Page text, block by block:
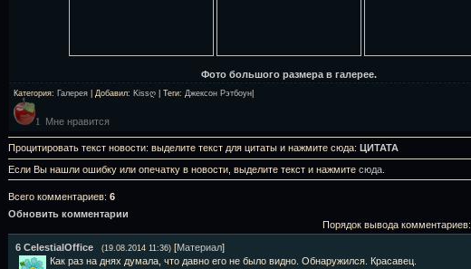
Фото большого размера в галерее.
Категория: Галерея Добавил: Kissღ Теги: Джексон Рэтбоун
1 Мне нравится
Процитировать текст новости: выделите текст для цитаты и нажмите сюда: ЦИТАТА
Если Вы нашли ошибку или опечатку в новости, выделите текст и нажмите сюда
Всего комментариев: 6
Обновить комментарии
Порядок вывода комментариев:
6 СelestialОffice (19.08.2014 11:36) [Материал]
Как раз на днях думала, что давно его не было видно. Обнаружился. Красавец.